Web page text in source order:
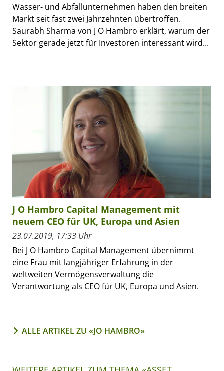
Wasser- und Abfallunternehmen haben den breiten
Markt seit fast zwei Jahrzehnten übertroffen.
Saurabh Sharma von J O Hambro erklärt, warum der
Sektor gerade jetzt für Investoren interessant wird...
J O Hambro Capital Management mit
neuem CEO für UK, Europa und Asien
23.07.2019, 17:33 Uhr
Bei J O Hambro Capital Management übernimmt
eine Frau mit langjähriger Erfahrung in der
weltweiten Vermögensverwaltung die
Verantwortung als CEO für UK, Europa und Asien.
ALLE ARTIKEL ZU «JO HAMBRO»